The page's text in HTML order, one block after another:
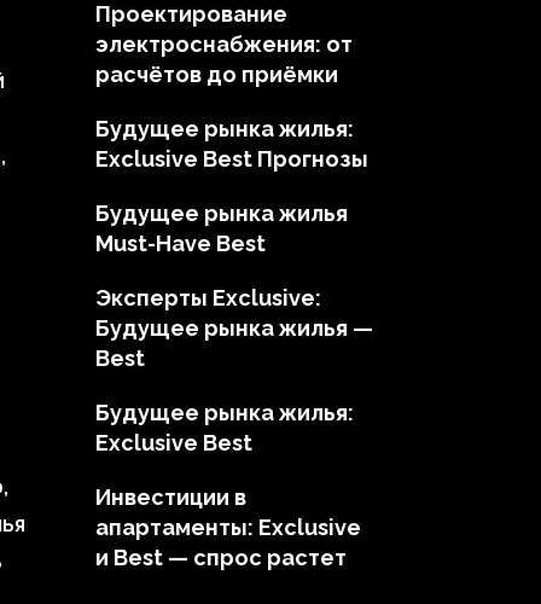
Проектирование
электроснабжения: от
расчётов до приёмки
Будущее рынка жилья:
Exclusive Best Прогнозы
Будущее рынка жилья
Must-Have Best
Эксперты Exclusive:
Будущее рынка жилья —
Best
Будущее рынка жилья:
Exclusive Best
Инвестиции в
апартаменты: Exclusive
и Best — спрос растет